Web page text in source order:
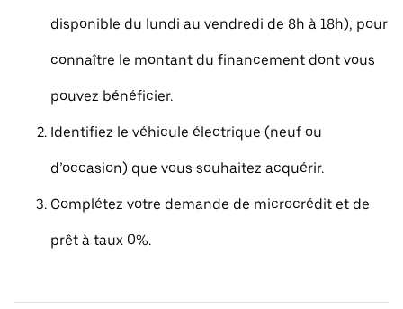
disponible du lundi au vendredi de 8h à 18h), pour
connaître le montant du financement dont vous
pouvez bénéficier.
Identifiez le véhicule électrique (neuf ou
d’occasion) que vous souhaitez acquérir.
Complétez votre demande de microcrédit et de
prêt à taux 0%.